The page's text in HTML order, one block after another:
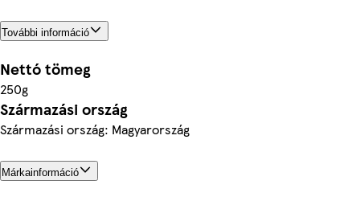
További információ
Nettó tömeg
250g
Származási ország
Származási ország: Magyarország
Márkainformáció